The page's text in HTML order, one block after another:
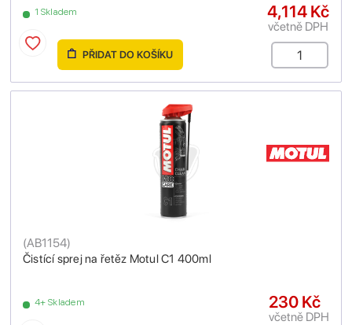
1 Skladem 4,114 Kč
včetně DPH
PŘIDAT DO KOŠÍKU
Čistící sprej na řetěz Motul C1 400ml
(AB1154)
4+ Skladem 230 Kč
včetně DPH